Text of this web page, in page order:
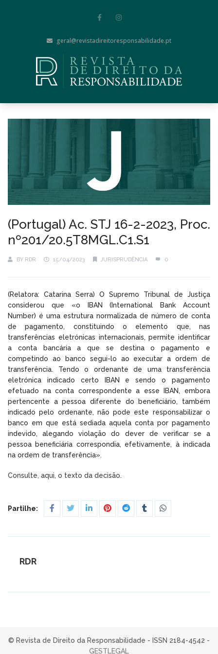
geral@revistadireitoresponsabilidade.pt
(Portugal) Ac. STJ 16-2-2023, Proc.
nº201/20.5T8MGL.C1.S1
BY RDR 15/04/2023 JURISPRUDÊNCIA 0
(Relatora: Catarina Serra) O Supremo Tribunal de Justiça
considerou que «o IBAN (International Bank Account
Number) é uma estrutura normalizada de número de conta
de pagamento, constituindo o elemento que, nas
transferências eletrónicas internacionais, permite identificar
a conta bancária a que se destina o pagamento e
competindo ao banco segui-lo ao executar a ordem de
transferência. Tendo o ordenante de uma transferência
eletrónica indicado certo IBAN e sendo o pagamento
efetuado na conta correspondente a esse IBAN, embora
pertencente a pessoa diferente do beneficiário, também
indicado pelo ordenante, não pode este responsabilizar o
banco em que está sediada aquela conta por pagamento
indevido, alegando violação do dever de verificar se a
pessoa beneficiária correspondia, efetivamente, à indicada
na ordem de transferência».
Consulte, aqui, o texto da decisão.
Partilhe:
RDR
© Revista de Direito da Responsabilidade - ISSN 2184-4542 -
GESTLEGAL